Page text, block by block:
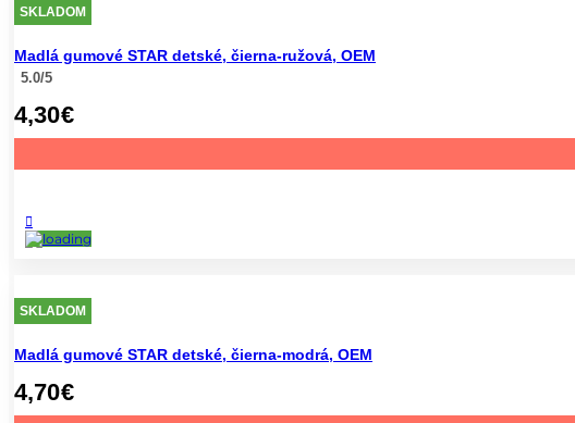
SKLADOM
Madlá gumové STAR detské, čierna-ružová, OEM
5.0/5
4,30€
SKLADOM
Madlá gumové STAR detské, čierna-modrá, OEM
4,70€